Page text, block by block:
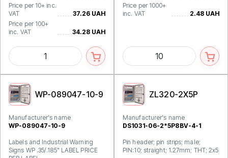
Price per 10+ inc.
VAT
37.26 UAH
Price per 100+
inc. VAT
34.28 UAH
Price per 1000+
inc. VAT
2.48 UAH
WP-089047-10-9
Manufacturer's name
WP-089047-10-9
Labels and Industrial Warning
Signs WP .35/.185" LABEL PRICE
ZL320-2X5P
Manufacturer's name
DS1031-06-2*5P8BV-4-1
Pin header; pin strips; male;
PIN:10; straight; 1.27mm; THT; 2x5